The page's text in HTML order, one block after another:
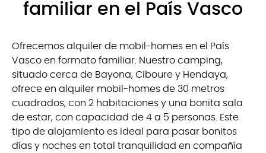
familiar en el País Vasco
Ofrecemos alquiler de mobil-homes en el País
Vasco en formato familiar. Nuestro camping,
situado cerca de Bayona, Ciboure y Hendaya,
ofrece en alquiler mobil-homes de 30 metros
cuadrados, con 2 habitaciones y una bonita sala
de estar, con capacidad de 4 a 5 personas. Este
tipo de alojamiento es ideal para pasar bonitos
días y noches en total tranquilidad en compañía